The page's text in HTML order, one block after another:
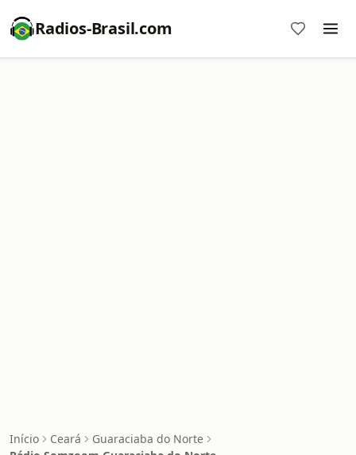
Radios-Brasil.com
Início Ceará
Guaraciaba do Norte